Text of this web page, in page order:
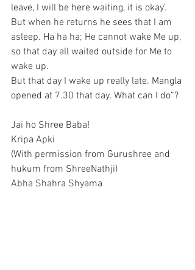
leave, I will be here waiting, it is okay’.
But when he returns he sees that I am
asleep. Ha ha ha; He cannot wake Me up,
so that day all waited outside for Me to
wake up.
But that day I wake up really late. Mangla
opened at 7.30 that day. What can I do”?
Jai ho Shree Baba!
Kripa Apki
(With permission from Gurushree and
hukum from ShreeNathji)
Abha Shahra Shyama